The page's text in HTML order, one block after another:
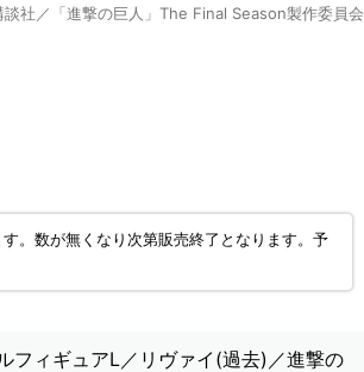
社／「進撃の巨人」The Final Season製作委員会
。数が無くなり次第販売終了となります。予
フィギュアL／リヴァイ(過去)／進撃の